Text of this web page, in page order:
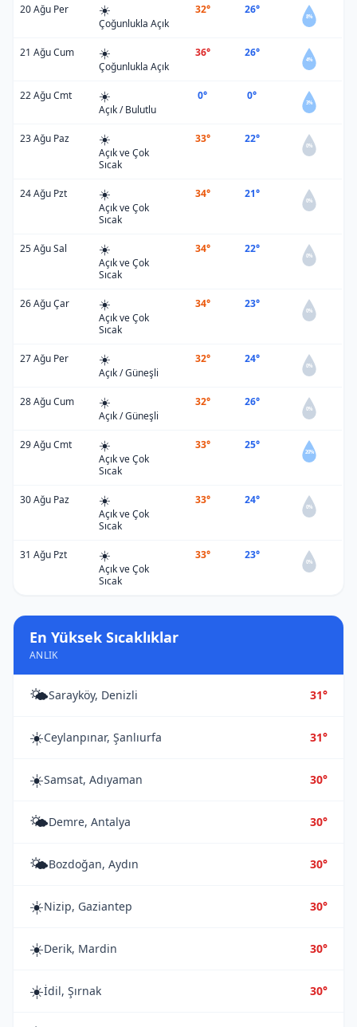
20 Ağu Per ☀️
Çoğunlukla Açık
32° 26°
8%
21 Ağu Cum ☀️
Çoğunlukla Açık
36° 26°
4%
22 Ağu Cmt ☀️
Açık / Bulutlu
0° 0°
3%
23 Ağu Paz ☀️
Açık ve Çok
Sıcak
33° 22°
0%
24 Ağu Pzt ☀️
Açık ve Çok
Sıcak
34° 21°
0%
25 Ağu Sal ☀️
Açık ve Çok
Sıcak
34° 22°
0%
26 Ağu Çar ☀️
Açık ve Çok
Sıcak
34° 23°
0%
27 Ağu Per ☀️
Açık / Güneşli
32° 24°
0%
28 Ağu Cum ☀️
Açık / Güneşli
32° 26°
0%
29 Ağu Cmt ☀️
Açık ve Çok
Sıcak
33° 25°
20%
30 Ağu Paz ☀️
Açık ve Çok
Sıcak
33° 24°
0%
31 Ağu Pzt ☀️
Açık ve Çok
Sıcak
33° 23°
0%
En Yüksek Sıcaklıklar
ANLIK
🌤️Sarayköy, Denizli 31°
☀️Ceylanpınar, Şanlıurfa 31°
☀️Samsat, Adıyaman 30°
🌤️Demre, Antalya 30°
🌤️Bozdoğan, Aydın 30°
☀️Nizip, Gaziantep 30°
☀️Derik, Mardin 30°
☀️İdil, Şırnak 30°